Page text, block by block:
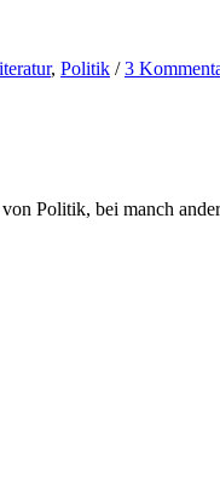
, Politik /3
Politik, bei manch